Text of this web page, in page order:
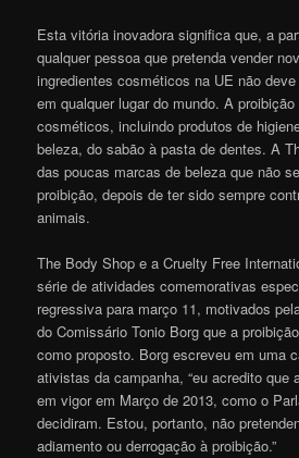
Esta vitória inovadora significa que, a
qualquer pessoa que pretenda vender
ingredientes cosméticos na UE não
em qualquer lugar do mundo. A
cosméticos, incluindo produtos de
beleza, do sabão à pasta de dentes. A
das poucas marcas de beleza que não
proibição, depois de ter sido sempre
animais.
The Body Shop e a Cruelty Free
série de atividades comemorativas
regressiva para março 11, motivados
do Comissário Tonio Borg que a
como proposto. Borg escreveu em uma
ativistas da campanha, “eu acredito que
em vigor em Março de 2013, como o
decidiram. Estou, portanto, não
adiamento ou derrogação à proibição.”